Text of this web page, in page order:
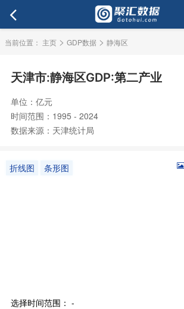
当前位置： 主页 > GDP数据 > 静海区
天津市:静海区GDP:第二产业
单位：亿元
时间范围：1995 - 2024
数据来源：天津统计局
折线图 条形图
选择时间范围： -